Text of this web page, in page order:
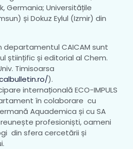
Germania; Universitățile
și Dokuz Eylul (Izmir) din
CAICAM sunt
științific și editorial al Chem.
Timisoarsa
).
internațională ECO-IMPULS
în colaborare cu
Aquademica și cu SA
profesioniști, oameni
din sfera cercetării și